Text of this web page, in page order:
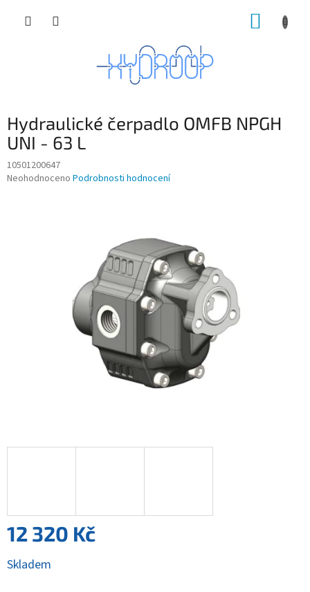
Hydraulické čerpadlo OMFB NPGH
UNI - 63 L
10501200647
Průměrné
Neohodnoceno Podrobnosti hodnocení
12 320 Kč
cena:
Skladem